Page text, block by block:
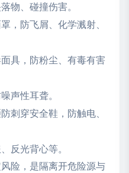
物、碰撞伤害。
，防飞屑、化学溅射、
具，防粉尘、有毒有害
声性耳聋。
刺穿安全鞋，防触电、
反光背心等。
险，是隔离开危险源与